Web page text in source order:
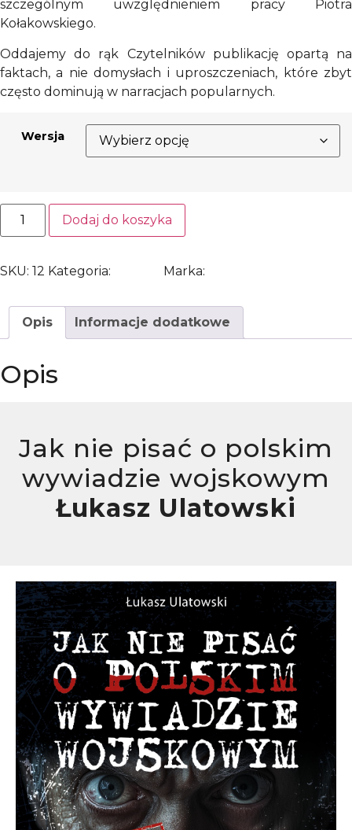
szczególnym uwzględnieniem pracy Piotra
Kołakowskiego.
Oddajemy do rąk Czytelników publikację opartą na
faktach, a nie domysłach i uproszczeniach, które zbyt
często dominują w narracjach popularnych.
Wersja
Dodaj do koszyka
SKU: 12 Kategoria: Marka:
Opis Informacje dodatkowe
Opis
Jak nie pisać o polskim
wywiadzie wojskowym
Łukasz Ulatowski